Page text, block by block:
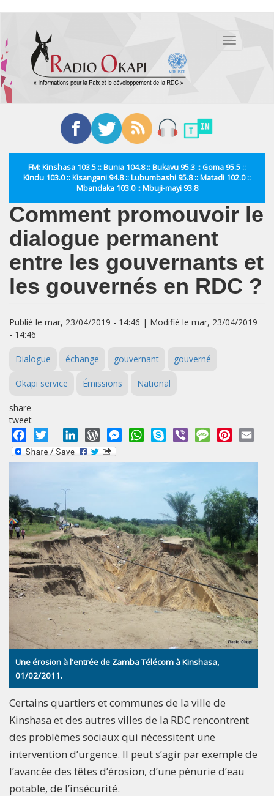
contenu
principal
Toggle
FM: Kinshasa 103.5 :: Bunia 104.8 :: Bukavu 95.3 :: Goma 95.5 ::
Kindu 103.0 :: Kisangani 94.8 :: Lubumbashi 95.8 :: Matadi 102.0 ::
Mbandaka 103.0 :: Mbuji-mayi 93.8
Comment promouvoir le
dialogue permanent
entre les gouvernants et
les gouvernés en RDC ?
Publié le mar, 23/04/2019 - 14:46 | Modifié le mar, 23/04/2019
- 14:46
Dialogue échange gouvernant gouverné
Okapi service Émissions National
share
tweet
Facebook
Twitter LinkedInWordPressMessengerWhatsApp
Skype Viber MessagePinterest
Une érosion à l'entrée de Zamba Télécom à Kinshasa,
01/02/2011.
Certains quartiers et communes de la ville de
Kinshasa et des autres villes de la RDC rencontrent
des problèmes sociaux qui nécessitent une
intervention d’urgence. Il peut s’agir par exemple de
l’avancée des têtes d’érosion, d’une pénurie d’eau
potable, de l’insécurité.